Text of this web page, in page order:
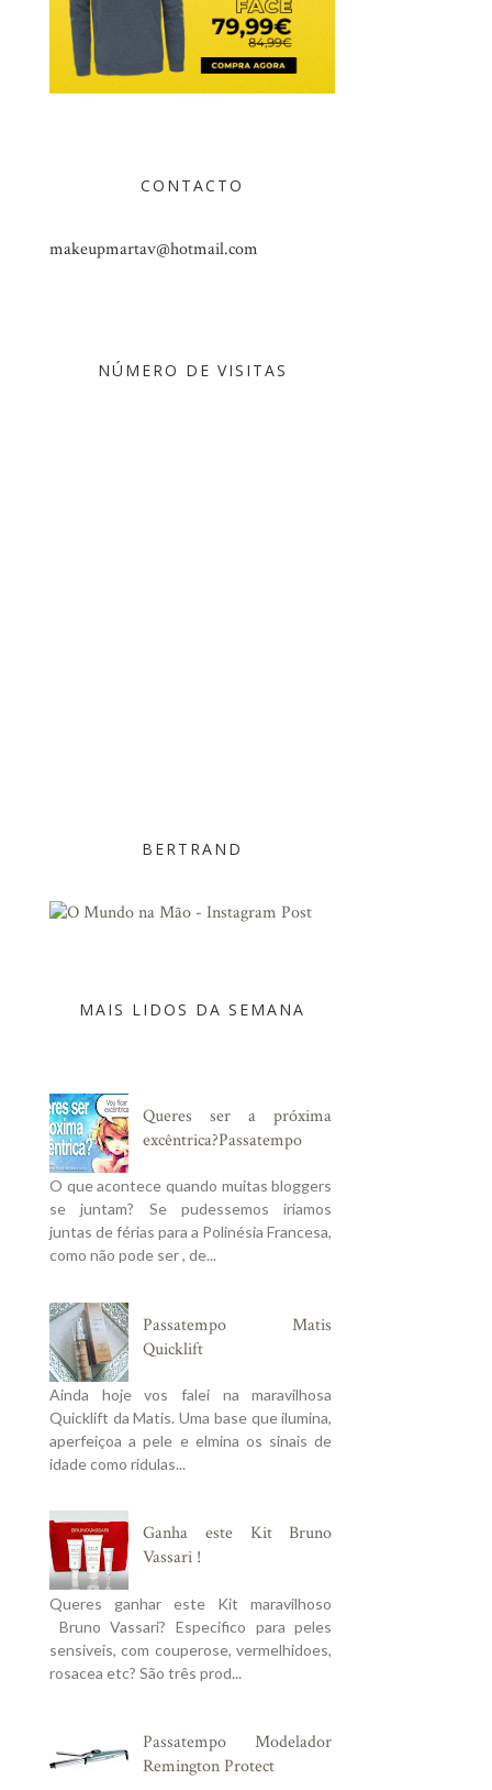
CONTACTO
makeupmartav@hotmail.com
NÚMERO DE VISITAS
BERTRAND
MAIS LIDOS DA SEMANA
Queres ser a próxima
excêntrica?Passatempo
O que acontece quando muitas bloggers
se juntam? Se pudessemos iriamos
juntas de férias para a Polinésia Francesa,
como não pode ser , de...
Passatempo Matis
Quicklift
Ainda hoje vos falei na maravilhosa
Quicklift da Matis. Uma base que ilumina,
aperfeiçoa a pele e elmina os sinais de
idade como ridulas...
Ganha este Kit Bruno
Vassari !
Queres ganhar este Kit maravilhoso
Bruno Vassari? Especifico para peles
sensiveis, com couperose, vermelhidoes,
rosacea etc? São três prod...
Passatempo Modelador
Remington Protect